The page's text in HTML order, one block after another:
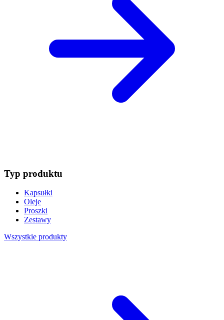
Typ produktu
Kapsułki
Oleje
Proszki
Zestawy
Wszystkie produkty